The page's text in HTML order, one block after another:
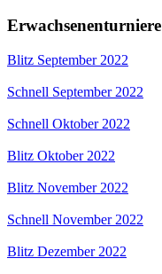
Erwachsenenturniere
Blitz September 2022
Schnell September 2022
Schnell Oktober 2022
Blitz Oktober 2022
Blitz November 2022
Schnell November 2022
Blitz Dezember 2022